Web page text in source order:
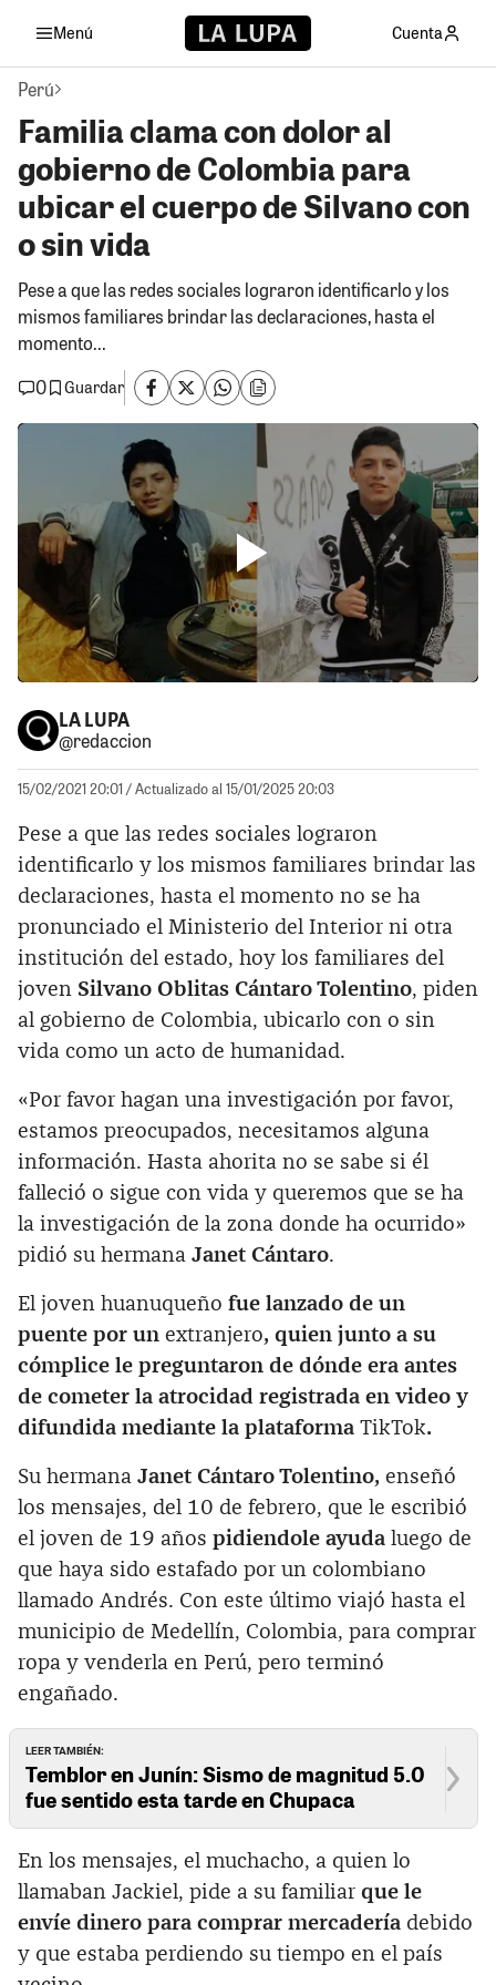
Menú Cuenta
Perú
Familia clama con dolor al
gobierno de Colombia para
ubicar el cuerpo de Silvano con
o sin vida
Pese a que las redes sociales lograron identificarlo y los
mismos familiares brindar las declaraciones, hasta el
momento...
0
Guardar
LA LUPA
@redaccion
15/02/2021 20:01 / Actualizado al 15/01/2025 20:03
Pese a que las redes sociales lograron
identificarlo y los mismos familiares brindar las
declaraciones, hasta el momento no se ha
pronunciado el Ministerio del Interior ni otra
institución del estado, hoy los familiares del
joven Silvano Oblitas Cántaro Tolentino, piden
al gobierno de Colombia, ubicarlo con o sin
vida como un acto de humanidad.
«Por favor hagan una investigación por favor,
estamos preocupados, necesitamos alguna
información. Hasta ahorita no se sabe si él
falleció o sigue con vida y queremos que se ha
la investigación de la zona donde ha ocurrido»
pidió su hermana Janet Cántaro.
El joven huanuqueño fue lanzado de un
puente por un extranjero, quien junto a su
cómplice le preguntaron de dónde era antes
de cometer la atrocidad registrada en video y
difundida mediante la plataforma TikTok.
Su hermana Janet Cántaro Tolentino, enseñó
los mensajes, del 10 de febrero, que le escribió
el joven de 19 años pidiendole ayuda luego de
que haya sido estafado por un colombiano
llamado Andrés. Con este último viajó hasta el
municipio de Medellín, Colombia, para comprar
ropa y venderla en Perú, pero terminó
engañado.
LEER TAMBIÉN:
Temblor en Junín: Sismo de magnitud 5.0
fue sentido esta tarde en Chupaca
En los mensajes, el muchacho, a quien lo
llamaban Jackiel, pide a su familiar que le
envíe dinero para comprar mercadería debido
y que estaba perdiendo su tiempo en el país